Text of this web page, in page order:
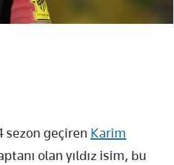
sezon geçiren Karim
olan yıldız isim, bu